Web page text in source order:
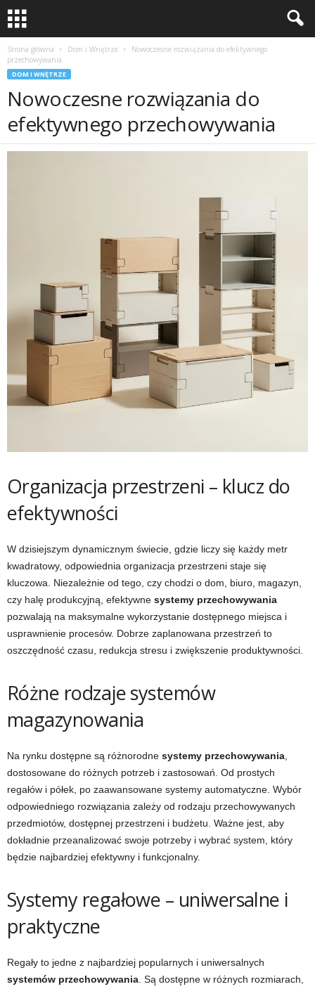
Strona główna Dom i Wnętrze
Nowoczesne rozwiązania do efektywnego
przechowywania
DOM I WNĘTRZE
Nowoczesne rozwiązania do
efektywnego przechowywania
Organizacja przestrzeni – klucz do
efektywności
W dzisiejszym dynamicznym świecie, gdzie liczy się każdy metr
kwadratowy, odpowiednia organizacja przestrzeni staje się
kluczowa. Niezależnie od tego, czy chodzi o dom, biuro, magazyn,
czy halę produkcyjną, efektywne systemy przechowywania
pozwalają na maksymalne wykorzystanie dostępnego miejsca i
usprawnienie procesów. Dobrze zaplanowana przestrzeń to
oszczędność czasu, redukcja stresu i zwiększenie produktywności.
Różne rodzaje systemów
magazynowania
Na rynku dostępne są różnorodne systemy przechowywania
dostosowane do różnych potrzeb i zastosowań. Od prostych
regałów i półek, po zaawansowane systemy automatyczne. Wybór
odpowiedniego rozwiązania zależy od rodzaju przechowywanych
przedmiotów, dostępnej przestrzeni i budżetu. Ważne jest, aby
dokładnie przeanalizować swoje potrzeby i wybrać system, który
będzie najbardziej efektywny i funkcjonalny.
Systemy regałowe – uniwersalne i
praktyczne
Regały to jedne z najbardziej popularnych i uniwersalnych
systemów przechowywania . Są dostępne w różnych rozmiarach,